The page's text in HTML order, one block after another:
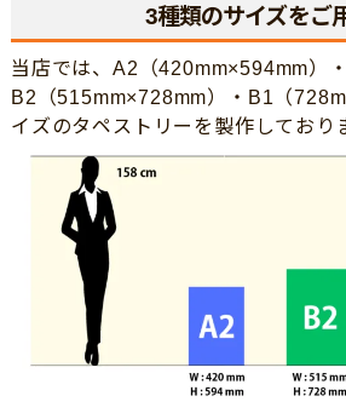
3種類のサイズをご
当店では、A2（420mm×594mm）・
B2（515mm×728mm）・B1（
イズのタペストリーを製作しており